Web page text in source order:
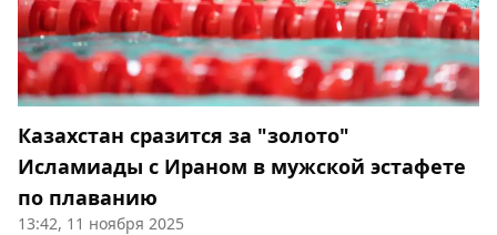
Казахстан сразится за "золото"
Исламиады с Ираном в мужской эстафете
по плаванию
13:42, 11 ноября 2025